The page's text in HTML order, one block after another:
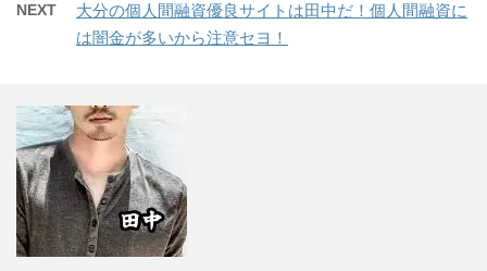
NEXT
大分の個人間融資優良サイトは田中だ！個人間融資に
は闇金が多いから注意セヨ！